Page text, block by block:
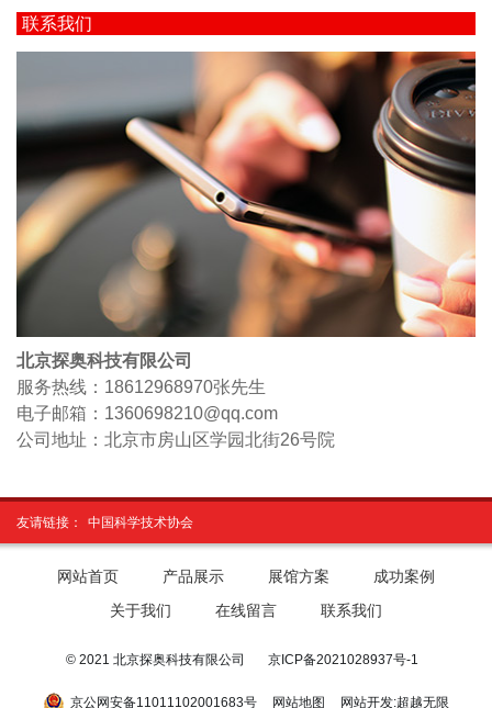
联系我们
北京探奥科技有限公司
服务热线：18612968970张先生
电子邮箱：1360698210@qq.com
公司地址：北京市房山区学园北街26号院
友请链接： 中国科学技术协会
网站首页 产品展示 展馆方案
成功案例
关于我们
在线留言 联系我们
© 2021 北京探奥科技有限公司 京ICP备2021028937号-1
京公网安备11011102001683号 网站地图 网站开发:超越无限